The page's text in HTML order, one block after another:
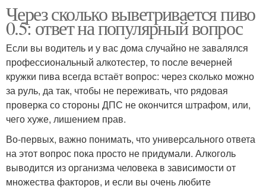
Через сколько выветривается пиво
0.5: ответ на популярный вопрос
Если вы водитель и у вас дома случайно не завалялся
профессиональный алкотестер, то после вечерней
кружки пива всегда встаёт вопрос: через сколько можно
за руль, да так, чтобы не переживать, что рядовая
проверка со стороны ДПС не окончится штрафом, или,
чего хуже, лишением прав.
Во-первых, важно понимать, что универсального ответа
на этот вопрос пока просто не придумали. Алкоголь
выводится из организма человека в зависимости от
множества факторов, и если вы очень любите